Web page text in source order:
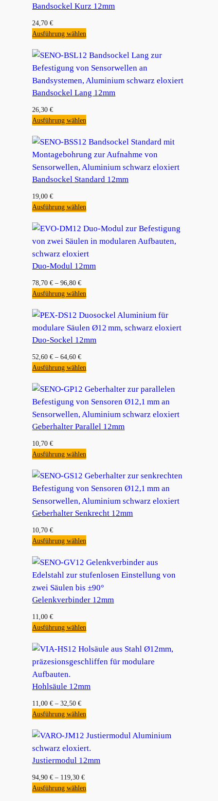
Bandsockel Kurz 12mm
24,70€
Ausführung wählen
Bandsockel Lang 12mm
26,30€
Ausführung wählen
Bandsockel Standard 12mm
19,00€
Ausführung wählen
Duo-Modul 12mm
78,70€ –96,80€
Ausführung wählen
Duo-Sockel 12mm
52,60€ –64,60€
Ausführung wählen
Geberhalter Parallel 12mm
10,70€
Ausführung wählen
Geberhalter Senkrecht 12mm
10,70€
Ausführung wählen
Gelenkverbinder 12mm
11,00€
Ausführung wählen
Hohlsäule 12mm
11,00€ –32,50€
Ausführung wählen
Justiermodul 12mm
94,90€ – 119,30€
Ausführung wählen